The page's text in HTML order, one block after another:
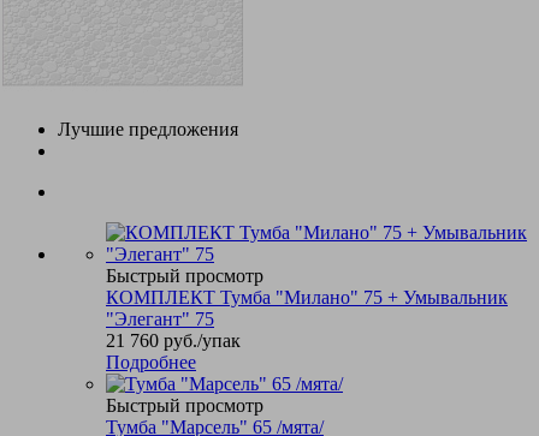
Лучшие предложения
Быстрый просмотр
КОМПЛЕКТ Тумба "Милано" 75 + Умывальник
"Элегант" 75
21 760 руб./упак
Подробнее
Быстрый просмотр
Тумба "Марсель" 65 /мята/